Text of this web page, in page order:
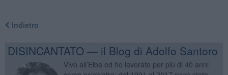
Indietro
DISINCANTATO — il Blog di Adolfo Santoro
Vivo all’Elba ed ho lavorato per più di 40 anni